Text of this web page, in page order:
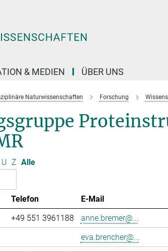
& MEDIEN ÜBER UNS
Naturwissenschaften Forschung
U Z Alle
Telefon
E-Mail
+49 551 3961188
anne.bremer@...
eva.brencher@...